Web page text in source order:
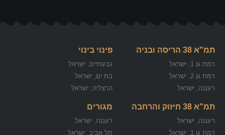
פינוי בינוי
גבעתיים, ישראל
בת ים, ישראל
הרצליה, ישראל
מגורים
רעננה, ישראל
תל אביב, ישראל
תמ"א 38 הריסה ובניה
רמת גן 1, ישראל
רמת גן 2, ישראל
רעננה, ישראל
תמ"א 38 חיזוק והרחבה
רעננה, ישראל
רמת גן 1, ישראל